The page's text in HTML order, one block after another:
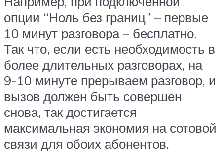
опции “Ноль без границ” – первые
10 минут разговора – бесплатно.
Так что, если есть необходимость в
более длительных разговорах, на
9-10 минуте прерываем разговор, и
вызов должен быть совершен
снова, так достигается
максимальная экономия на сотовой
связи для обоих абонентов.